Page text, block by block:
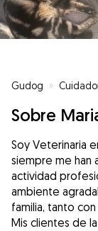
Gudog »
Sobre
Soy Veterinaria
siempre me han
actividad
ambiente
familia, tanto
Mis clientes de